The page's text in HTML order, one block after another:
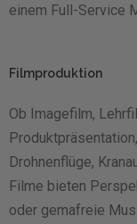
einem Full-Service
Filmproduktion
Ob Imagefilm,
Drohnenflüge,
Filme bieten
oder gemafreie